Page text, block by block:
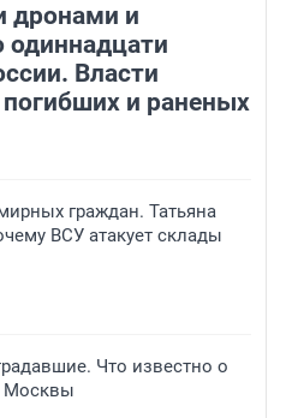
дронами и
одиннадцати
Власти
и раненых
граждан. Татьяна
ВСУ атакует склады
Что известно о
Москвы